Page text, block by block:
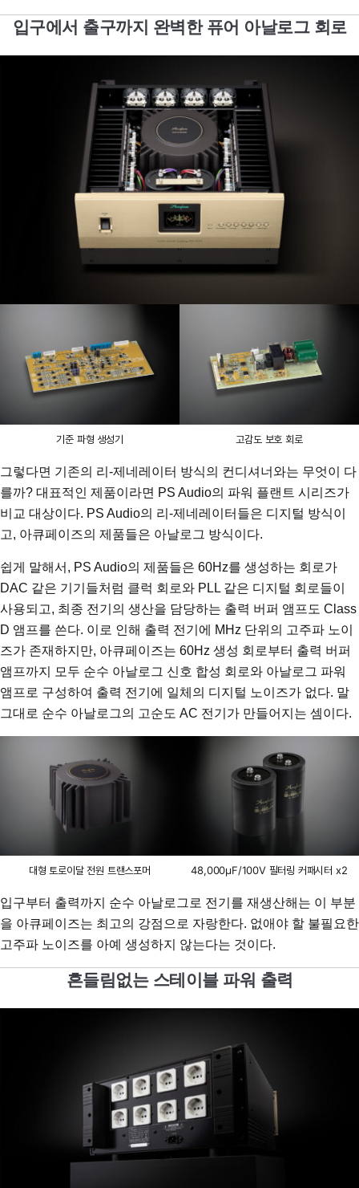
입구에서 출구까지 완벽한 퓨어 아날로그 회로
기준 파형 생성기 고감도 보호 회로
그렇다면 기존의 리-제네레이터 방식의 컨디셔너와는 무엇이 다
를까? 대표적인 제품이라면 PS Audio의 파워 플랜트 시리즈가
비교 대상이다. PS Audio의 리-제네레이터들은 디지털 방식이
고, 아큐페이즈의 제품들은 아날로그 방식이다.
쉽게 말해서, PS Audio의 제품들은 60Hz를 생성하는 회로가
DAC 같은 기기들처럼 클럭 회로와 PLL 같은 디지털 회로들이
사용되고, 최종 전기의 생산을 담당하는 출력 버퍼 앰프도 Class
D 앰프를 쓴다. 이로 인해 출력 전기에 MHz 단위의 고주파 노이
즈가 존재하지만, 아큐페이즈는 60Hz 생성 회로부터 출력 버퍼
앰프까지 모두 순수 아날로그 신호 합성 회로와 아날로그 파워
앰프로 구성하여 출력 전기에 일체의 디지털 노이즈가 없다. 말
그대로 순수 아날로그의 고순도 AC 전기가 만들어지는 셈이다.
대형 토로이달 전원 트랜스포머 48,000μF/100V 필터링 커패시터 x2
입구부터 출력까지 순수 아날로그로 전기를 재생산해는 이 부분
을 아큐페이즈는 최고의 강점으로 자랑한다. 없애야 할 불필요한
고주파 노이즈를 아예 생성하지 않는다는 것이다.
흔들림없는 스테이블 파워 출력